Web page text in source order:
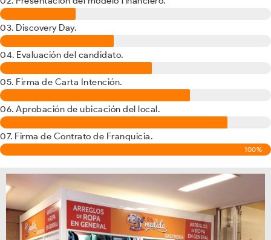
03. Discovery Day.
04. Evaluación del candidato.
05. Firma de Carta Intención.
06. Aprobación de ubicación del local.
07. Firma de Contrato de Franquicia.
100%